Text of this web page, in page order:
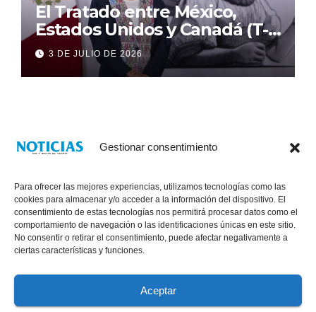
Gestionar consentimiento
Para ofrecer las mejores experiencias, utilizamos tecnologías como las
cookies para almacenar y/o acceder a la información del dispositivo. El
consentimiento de estas tecnologías nos permitirá procesar datos como el
comportamiento de navegación o las identificaciones únicas en este sitio.
No consentir o retirar el consentimiento, puede afectar negativamente a
ciertas características y funciones.
Aceptar
El Tratado entre México,
Estados Unidos y Canadá (T-
MEC) se mantiene hasta el
2036: Presidenta Claudia
Sheinbaum
3 DE JULIO DE 2026
® Derechos Reservados 2026|
Chiapas. VENTAS: 961 6120154